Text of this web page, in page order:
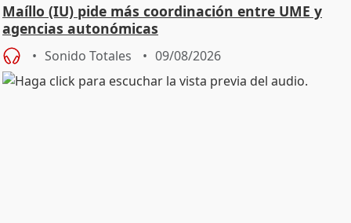
Maíllo (IU) pide más coordinación entre UME y
agencias autonómicas
Sonido Totales 09/08/2026